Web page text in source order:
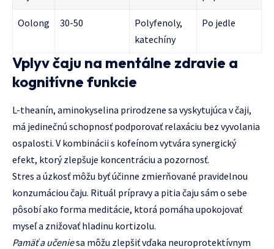
Oolong 30-50
Polyfenoly,
katechíny
Po jedle
Vplyv čaju na mentálne zdravie a
kognitívne funkcie
L-theanín, aminokyselina prirodzene sa vyskytujúca v čaji,
má jedinečnú schopnosť podporovať relaxáciu bez vyvolania
ospalosti. V kombinácii s kofeínom vytvára synergický
efekt, ktorý zlepšuje koncentráciu a pozornosť.
Stres a úzkosť môžu byť účinne zmierňované pravidelnou
konzumáciou čaju. Rituál prípravy a pitia čaju sám o sebe
pôsobí ako forma meditácie, ktorá pomáha upokojovať
myseľ a znižovať hladinu kortizolu.
Pamäť a učeniesa môžu zlepšiť vďaka neuroprotektívnym